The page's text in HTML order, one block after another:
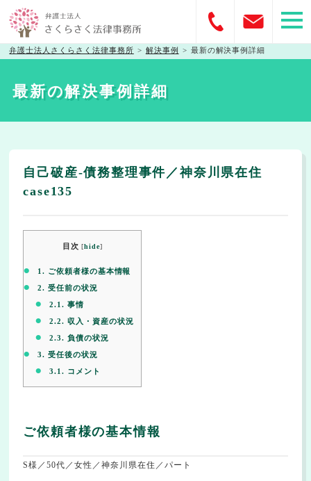
弁護士法人さくらさく法律事務所 > 解決事例 > 最新の解決事例詳細
最新の解決事例詳細
自己破産-債務整理事件／神奈川県在住
case135
目次 [hide]
1. ご依頼者様の基本情報
2. 受任前の状況
2.1. 事情
2.2. 収入・資産の状況
2.3. 負債の状況
3. 受任後の状況
3.1. コメント
ご依頼者様の基本情報
S様／50代／女性／神奈川県在住／パート